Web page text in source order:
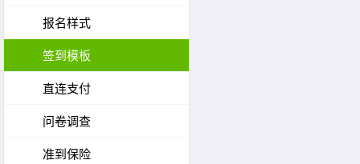
报名样式
签到模板
直连支付
问卷调查
准到保险